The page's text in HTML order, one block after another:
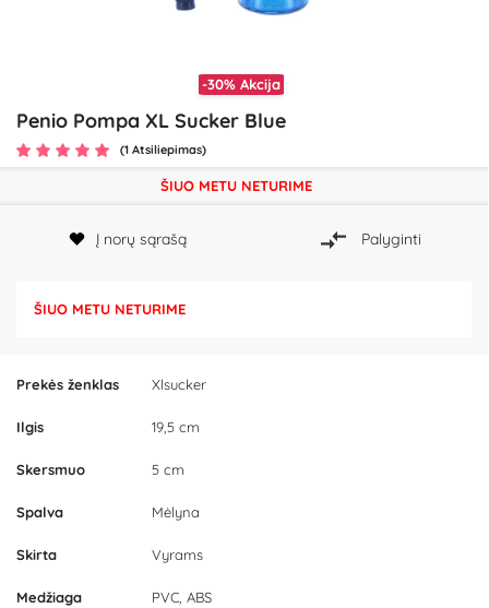
-30% Akcija
Penio Pompa XL Sucker Blue
(1 Atsiliepimas)
Prekės ženklas Xlsucker
Ilgis 19,5 cm
Skersmuo 5 cm
Spalva Mėlyna
Skirta Vyrams
Medžiaga PVC, ABS
ŠIUO METU NETURIME
Į norų sąrašą Palyginti
ŠIUO METU NETURIME